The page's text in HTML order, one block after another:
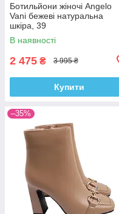
Ботильйони жіночі Angelo
Vani бежеві натуральна
шкіра, 39
В наявності
2 475 ₴ 3 995 ₴
Купити
–35%